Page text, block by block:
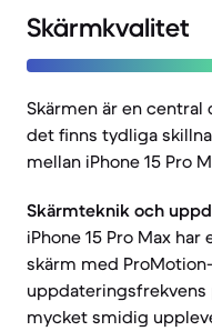
Skärmkvalitet
Skärmen är en central
det finns tydliga
mellan iPhone 15 Pro
Skärmteknik och
iPhone 15 Pro Max har
skärm med
uppdateringsfrekvens
mycket smidig